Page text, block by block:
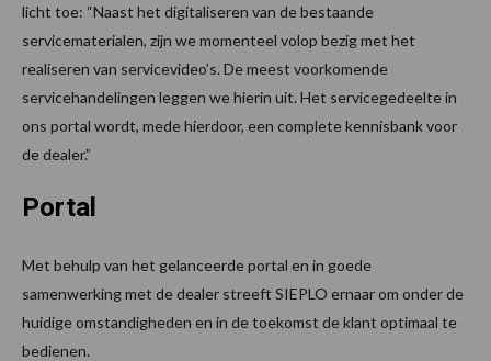
licht toe: “Naast het digitaliseren van de bestaande
servicematerialen, zijn we momenteel volop bezig met het
realiseren van servicevideo’s. De meest voorkomende
servicehandelingen leggen we hierin uit. Het servicegedeelte in
ons portal wordt, mede hierdoor, een complete kennisbank voor
de dealer.”
Portal
Met behulp van het gelanceerde portal en in goede
samenwerking met de dealer streeft SIEPLO ernaar om onder de
huidige omstandigheden en in de toekomst de klant optimaal te
bedienen.